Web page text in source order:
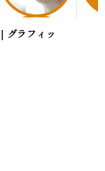
グラフィッ